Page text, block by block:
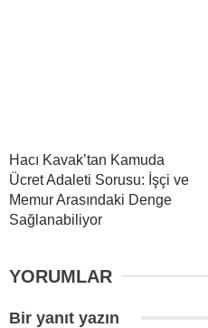
Hacı Kavak’tan Kamuda
Ücret Adaleti Sorusu: İşçi ve
Memur Arasındaki Denge
Sağlanabiliyor
YORUMLAR
Bir yanıt yazın